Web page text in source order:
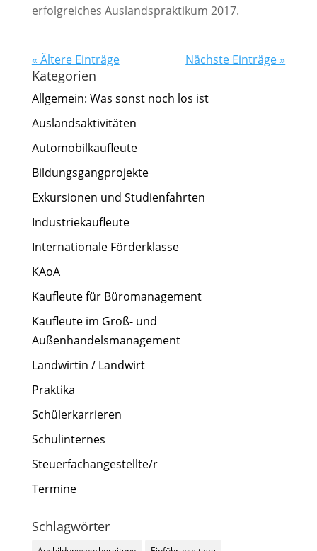
erfolgreiches Auslandspraktikum 2017.
« Ältere Einträge Nächste Einträge »
Kategorien
Allgemein: Was sonst noch los ist
Auslandsaktivitäten
Automobilkaufleute
Bildungsgangprojekte
Exkursionen und Studienfahrten
Industriekaufleute
Internationale Förderklasse
KAoA
Kaufleute für Büromanagement
Kaufleute im Groß- und
Außenhandelsmanagement
Landwirtin / Landwirt
Praktika
Schülerkarrieren
Schulinternes
Steuerfachangestellte/r
Termine
Schlagwörter